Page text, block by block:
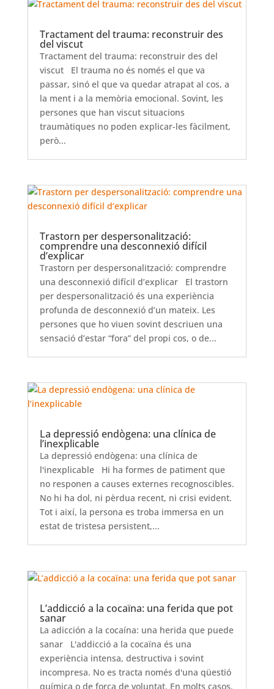
Tractament del trauma: reconstruir des
del viscut
Tractament del trauma: reconstruir des del
viscut El trauma no és només el que va
passar, sinó el que va quedar atrapat al cos, a
la ment i a la memòria emocional. Sovint, les
persones que han viscut situacions
traumàtiques no poden explicar-les fàcilment,
però...
Trastorn per despersonalització:
comprendre una desconnexió difícil
d’explicar
Trastorn per despersonalització: comprendre
una desconnexió difícil d’explicar El trastorn
per despersonalització és una experiència
profunda de desconnexió d’un mateix. Les
persones que ho viuen sovint descriuen una
sensació d’estar “fora” del propi cos, o de...
La depressió endògena: una clínica de
l’inexplicable
La depressió endògena: una clínica de
l'inexplicable Hi ha formes de patiment que
no responen a causes externes recognoscibles.
No hi ha dol, ni pèrdua recent, ni crisi evident.
Tot i així, la persona es troba immersa en un
estat de tristesa persistent,...
L’addicció a la cocaïna: una ferida que pot
sanar
La adicción a la cocaína: una herida que puede
sanar L'addicció a la cocaïna és una
experiència intensa, destructiva i sovint
incompresa. No es tracta només d'una qüestió
química o de força de voluntat. En molts casos,